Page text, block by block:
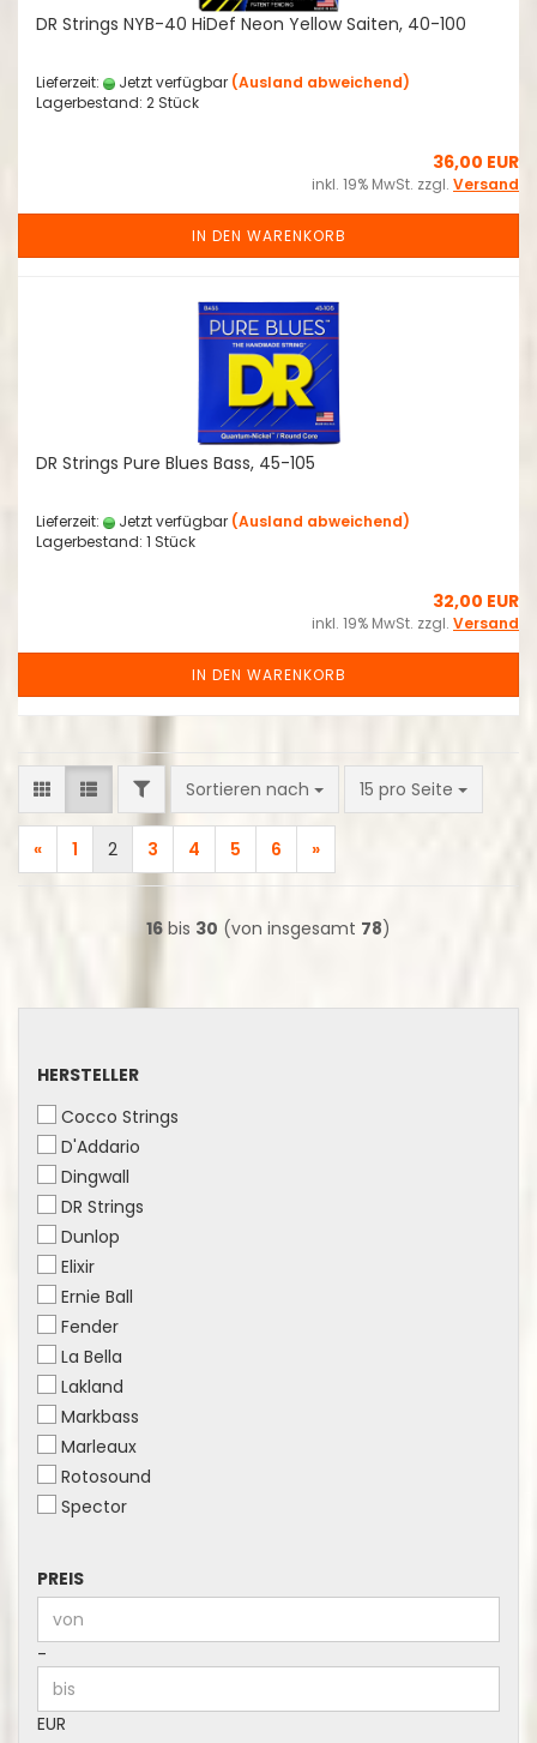
DR Strings NYB-40 HiDef Neon Yellow Saiten, 40-100
Lieferzeit: Jetzt verfügbar (Ausland abweichend)
Lagerbestand: 2 Stück
36,00 EUR
inkl. 19% MwSt. zzgl. Versand
IN DEN WARENKORB
DR Strings Pure Blues Bass, 45-105
Lieferzeit: Jetzt verfügbar (Ausland abweichend)
Lagerbestand: 1 Stück
32,00 EUR
inkl. 19% MwSt. zzgl. Versand
IN DEN WARENKORB
FILTERSortieren nach
Sortieren nach 15 pro Seite
pro Seite
« 1 2 3 4 5 6 »
16 bis 30 (von insgesamt 78)
HERSTELLER
HERSTELLER
Cocco Strings
D'Addario
Dingwall
DR Strings
Dunlop
Elixir
Ernie Ball
Fender
La Bella
Lakland
Markbass
Marleaux
Rotosound
Spector
PREIS
PREIS
Preis bis
-
EUR